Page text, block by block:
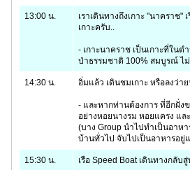
13:00 น.
เราเดินทางถึงเกาะ "นาคราช"
เกาะครับ..
- เกาะนาคราช เป็นเกาะที่ใน
ป่าธรรมชาติ 100% สมบูรณ์ ไ
14:30 น. อิ่มแล้ว เดินชมเกาะ หรือลงว่
- และหากท่านต้องการ ที่อีกฝั่ง
อย่างหอยนางรม หอยแครง แล
(บาง Group นำไปทำเป็นอาห
บ้านทั่วไป จับไปเป็นอาหารอยู่
15:30 น. เรือ Speed Boat เดินทางกลับสู่